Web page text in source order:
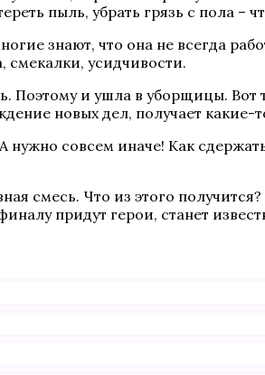
пыль, убрать грязь с пола –
знают, что она не всегда
смекалки, усидчивости.
и ушла в уборщицы. Вот
новых дел, получает какие-
нужно совсем иначе! Как
Что из этого получится?
придут герои, станет